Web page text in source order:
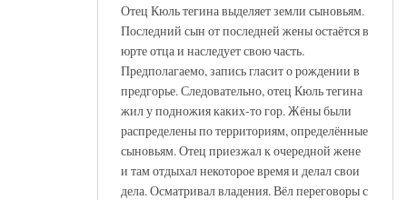
Отец Кюль тегина выделяет земли сыновьям.
Последний сын от последней жены остаётся в
юрте отца и наследует свою часть.
Предполагаемо, запись гласит о рождении в
предгорье. Следовательно, отец Кюль тегина
жил у подножия каких-то гор. Жёны были
распределены по территориям, определённые
сыновьям. Отец приезжал к очередной жене
и там отдыхал некоторое время и делал свои
дела. Осматривал владения. Вёл переговоры с